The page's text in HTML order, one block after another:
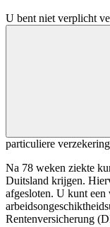
U bent niet verplicht
particuliere
Na 78 weken ziekte
Duitsland krijgen.
afgesloten. U kunt
Rentenversicherung